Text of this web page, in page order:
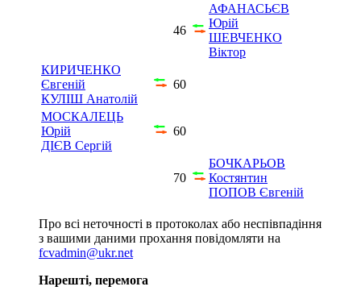
46
АФАНАСЬЄВ
Юрій
ШЕВЧЕНКО
Віктор
КИРИЧЕНКО
Євгеній
КУЛІШ Анатолій
60
МОСКАЛЕЦЬ
Юрій
ДІЄВ Сергій
60
70
БОЧКАРЬОВ
Костянтин
ПОПОВ Євгеній
Про всі неточності в протоколах або неспівпадіння
з вашими даними прохання повідомляти на
fcvadmin@ukr.net
Нарешті, перемога